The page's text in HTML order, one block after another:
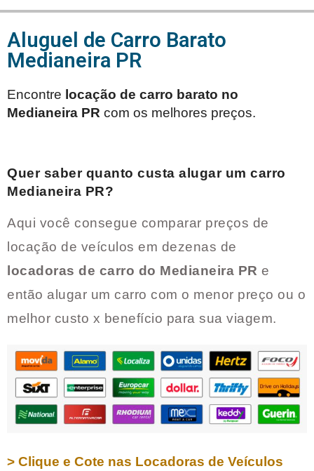
Aluguel de Carro Barato
Medianeira PR
Encontre locação de carro barato no
Medianeira PR com os melhores preços.
Quer saber quanto custa alugar um carro
Medianeira PR?
Aqui você consegue comparar preços de
locação de veículos em dezenas de
locadoras de carro do Medianeira PR e
então alugar um carro com o menor preço ou o
melhor custo x benefício para sua viagem.
> Clique e Cote nas Locadoras de Veículos